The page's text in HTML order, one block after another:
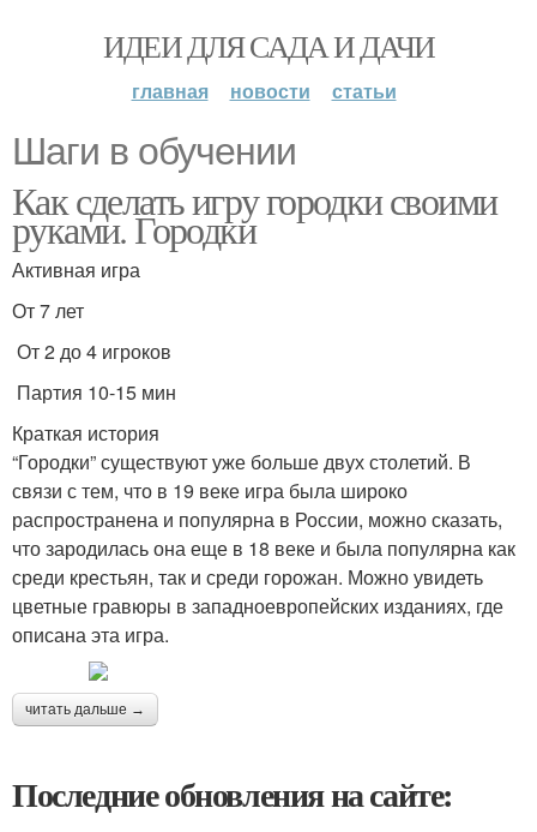
ИДЕИ ДЛЯ САДА И ДАЧИ
главная новости статьи
Шаги в обучении
Как сделать игру городки своими
руками. Городки
Активная игра
От 7 лет
От 2 до 4 игроков
Партия 10-15 мин
Краткая история
“Городки” существуют уже больше двух столетий. В
связи с тем, что в 19 веке игра была широко
распространена и популярна в России, можно сказать,
что зародилась она еще в 18 веке и была популярна как
среди крестьян, так и среди горожан. Можно увидеть
цветные гравюры в западноевропейских изданиях, где
описана эта игра.
читать дальше →
Последние обновления на сайте: